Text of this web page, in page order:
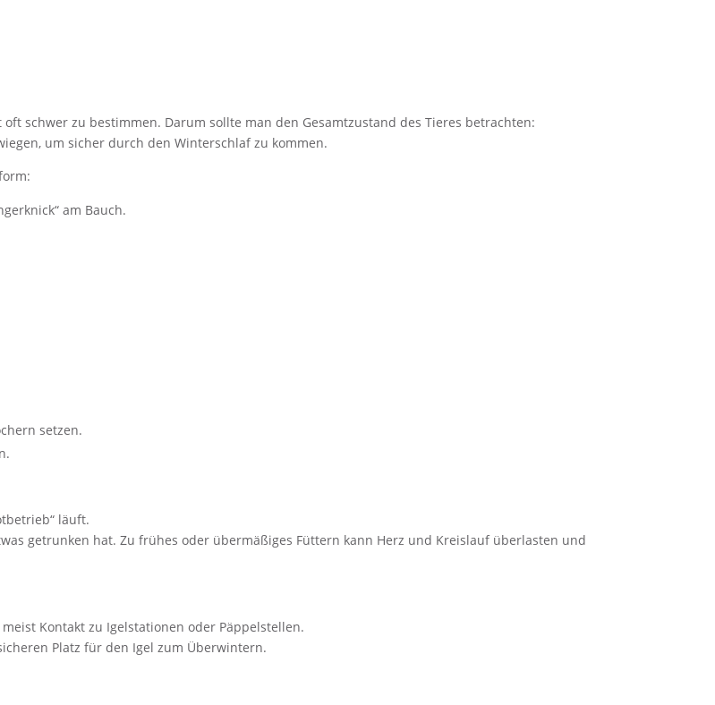
schwer zu bestimmen. Darum sollte man den Gesamtzustand des Tieres betrachten:
um sicher durch den Winterschlaf zu kommen.
am Bauch.
setzen.
läuft.
getrunken hat. Zu frühes oder übermäßiges Füttern kann Herz und Kreislauf überlasten und
Kontakt zu Igelstationen oder Päppelstellen.
Platz für den Igel zum Überwintern.